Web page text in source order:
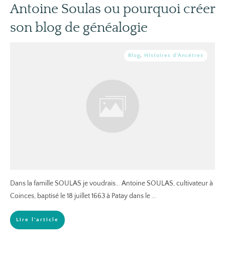
Antoine Soulas ou pourquoi créer
son blog de généalogie
Blog, Histoires d'Ancêtres
Dans la famille SOULAS je voudrais… Antoine SOULAS, cultivateur à
Coinces, baptisé le 18 juillet 1663 à Patay dans le ...
Lire l'article